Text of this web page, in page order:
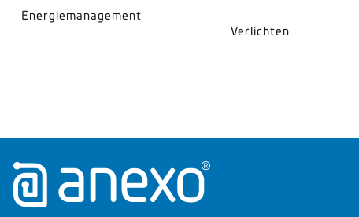
Energiemanagement
Verlichten